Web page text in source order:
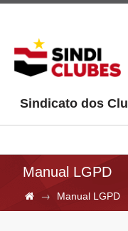
Sindicato dos
Home
Sindi Clubes
Manual LGPD
→ Manual LGPD